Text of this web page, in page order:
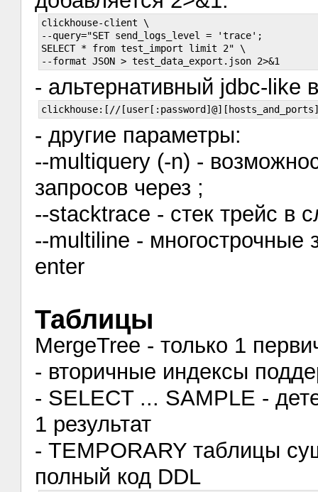
clickhouse-client \
--query="SET send_logs_level = 'trace';
SELECT * from test_import limit 2" \
- альтернативный jdbc-like
- другие параметры:
--multiquery (-n) -
запросов через ;
--stacktrace - стек трейс в
--multiline - многострочные
enter
Таблицы
MergeTree - только 1
- вторичные индексы
- SELECT ... SAMPLE -
1 результат
- TEMPORARY таблицы
полный код DDL